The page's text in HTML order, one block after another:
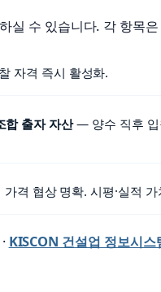
실 수 있습니다. 각 항목
자격 즉시 활성화.
합 출자 자산— 양수 직후 입
격 협상 명확. 시평·실적
· KISCON 건설업 정보시스